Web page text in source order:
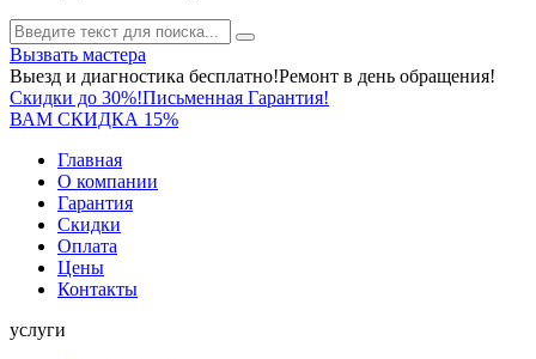
Вызвать мастера
Выезд и диагностика бесплатно!Ремонт в день обращения!
Скидки до 30%!Письменная Гарантия!
ВАМ СКИДКА 15%
Главная
О компании
Гарантия
Скидки
Оплата
Цены
Контакты
услуги